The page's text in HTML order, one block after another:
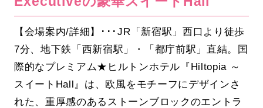
【会場案内/詳細】･･･JR「新宿駅」西口より徒歩
7分、地下鉄「西新宿駅」・「都庁前駅」直結。国
際的なプレミアム★ヒルトンホテル『Hiltopia ～
スイートHall』は、欧風をモチーフにデザインさ
れた、重厚感のあるストーンブロックのエントラ